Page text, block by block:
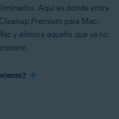
Aquí es donde entra
Premium para Mac.
y elimina aquello que ya no